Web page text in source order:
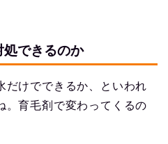
できるのか
だけでできるか、といわれ
。育毛剤で変わってくるの